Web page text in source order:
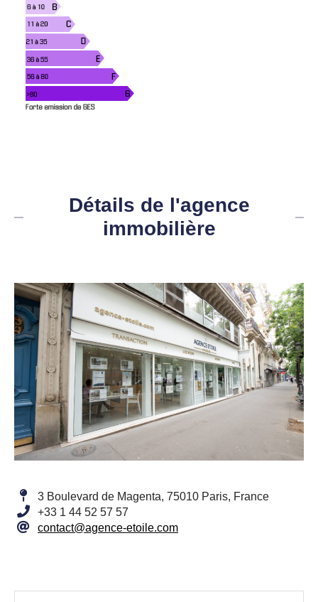
Détails de l'agence
immobilière
3 Boulevard de Magenta, 75010 Paris, France
+33 1 44 52 57 57
contact@agence-etoile.com